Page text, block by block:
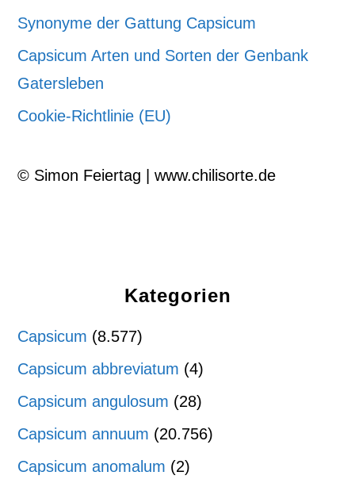
Synonyme der Gattung Capsicum
Capsicum Arten und Sorten der Genbank
Gatersleben
Cookie-Richtlinie (EU)
© Simon Feiertag | www.chilisorte.de
Kategorien
Capsicum (8.577)
Capsicum abbreviatum (4)
Capsicum angulosum (28)
Capsicum annuum (20.756)
Capsicum anomalum (2)